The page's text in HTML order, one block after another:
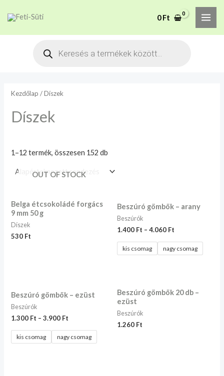
content
0Ft
Products
i
n
x
á
Kezdőlap / Díszek
Díszek
1–12 termék, összesen 152 db
OUT OF STOCK
Belga étcsokoládé forgács
9 mm 50 g
Díszek
530 Ft
Beszúró gömbök – arany
Beszúrók
1.400 Ft – 4.060 Ft
kis csomag nagy csomag
Beszúró gömbök – ezüst
Beszúrók
1.300 Ft –3.900 Ft
kis csomag nagy csomag
Beszúró gömbök 20 db –
ezüst
Beszúrók
1.260 Ft
A mélyhűtött termékeket
csakis saját felelősségre
Megértettem